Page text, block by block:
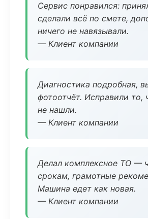
Сервис понравился:
сделали всё по смете,
ничего не навязывали.
— Клиент компании
Диагностика подробная,
фотоотчёт. Исправили то,
не нашли.
— Клиент компании
Делал комплексное ТО —
срокам, грамотные
Машина едет как новая.
— Клиент компании